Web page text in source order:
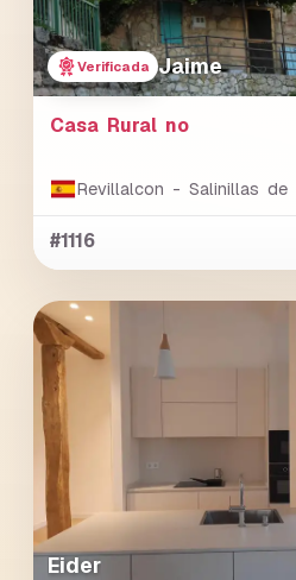
Verificada Jaime
Casa Rural no
Revillalcon - Salinillas de
#1116
Eider